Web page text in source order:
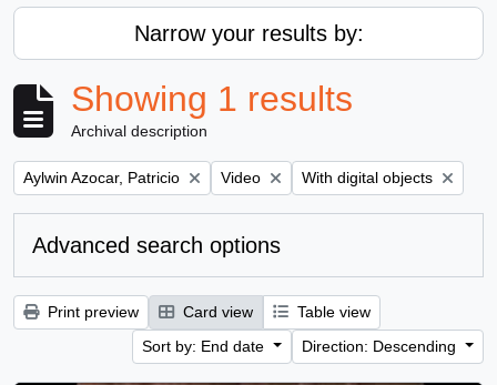
Narrow your results by:
Showing 1 results
Archival description
Remove filter:
Aylwin Azocar, Patricio Remove filter:
Video Remove filter:
With digital objects
Advanced search options
Print preview Card view
Table view
Sort by: End date
Direction: Descending